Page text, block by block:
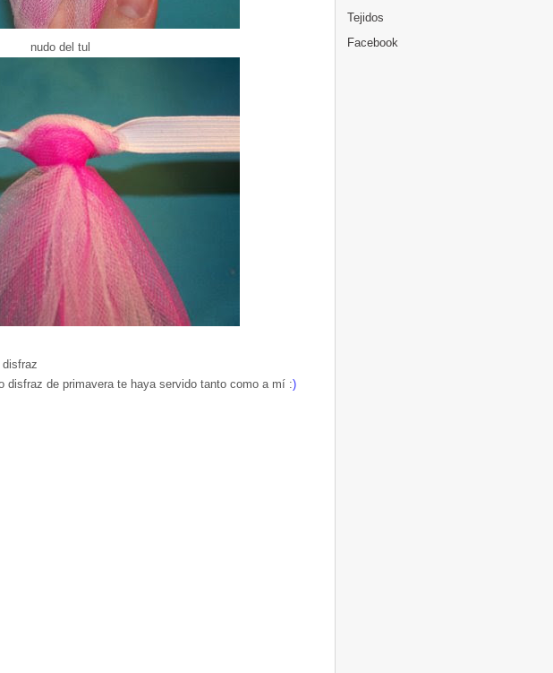
nudo del tul
disfraz de primavera te haya servido tanto como a mí :)
Tejidos
Facebook